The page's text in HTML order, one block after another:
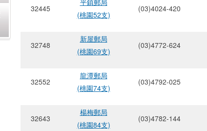
32445
平鎮郵局
(桃園52支)
(03)4024-420
32748
新屋郵局
(桃園69支)
(03)4772-624
32552
龍潭郵局
(桃園74支)
(03)4792-025
32643
楊梅郵局
(桃園84支)
(03)4782-144